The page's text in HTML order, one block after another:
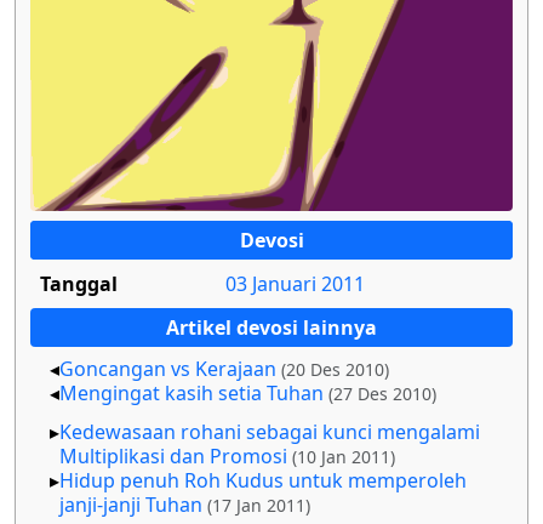
Devosi
Tanggal
03 Januari 2011
Artikel devosi lainnya
Goncangan vs Kerajaan (20 Des 2010)
Mengingat kasih setia Tuhan (27 Des 2010)
Kedewasaan rohani sebagai kunci mengalami
Multiplikasi dan Promosi (10 Jan 2011)
Hidup penuh Roh Kudus untuk memperoleh
janji-janji Tuhan (17 Jan 2011)